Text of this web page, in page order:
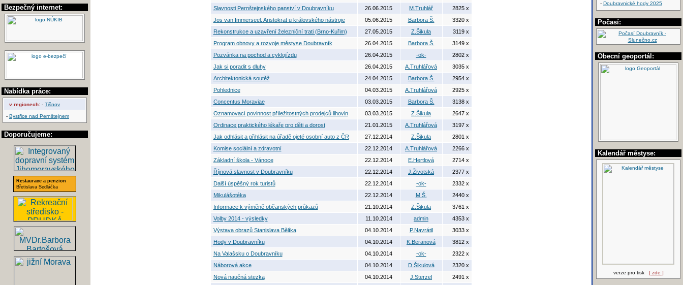
Bezpečný internet:
Nabídka práce:
v regionech: - Tišnov
- Bystřice nad Pernštejnem
Doporučujeme:
Restaurace a penzion
Břetislava Sedláčka
- Doubravnické hody 2025
Počasí:
Obecní geoportál:
Kalendář městyse:
verze pro tisk [ zde ]
Slavnosti Pernštejnského panství v Doubravníku
26.06.2015 M.Truhlář
2825 x
Jos van Immerseel. Aristokrat u královského nástroje
05.06.2015 Barbora Š.
3320 x
Rekonstrukce a uzavření železniční trati (Brno-Kuřim)
27.05.2015 Z.Šikula
3119 x
Program obnovy a rozvoje městyse Doubravník
26.04.2015 Barbora Š.
3149 x
Pozvánka na pochod a cyklojízdu
26.04.2015 -ok-
2802 x
Jak si poradit s dluhy
26.04.2015 A.Truhlářová
3035 x
Architektonická soutěž
24.04.2015 Barbora Š.
2954 x
Pohlednice
04.03.2015 A.Truhlářová
2925 x
Concentus Moraviae
03.03.2015 Barbora Š.
3138 x
Oznamovací povinnost příležitostných prodejců lihovin
03.03.2015 Z.Šikula
2647 x
Ordinace praktického lékaře pro děti a dorost
21.01.2015 A.Truhlářová
3197 x
Jak odhlásit a přihlásit na úřadě ojeté osobní auto z ČR
27.12.2014 Z.Šikula
2801 x
Komise sociální a zdravotní
22.12.2014 A.Truhlářová
2266 x
Základní škola - Vánoce
22.12.2014 E.Hertlová
2714 x
Říjnová slavnost v Doubravníku
22.12.2014 J.Životská
2377 x
Další úspěšný rok turistů
22.12.2014 -ok-
2332 x
Mikulášotéka
22.12.2014 M.Š.
2440 x
Informace k výměně občanských průkazů
21.10.2014 Z.Šikula
3761 x
Volby 2014 - výsledky
11.10.2014 admin
4353 x
Výstava obrazů Stanislava Bělíka
04.10.2014 P.Navrátil
3033 x
Hody v Doubravníku
04.10.2014 K.Beranová
3812 x
Na Valašsku o Doubravníku
04.10.2014 -ok-
2322 x
Náborová akce
04.10.2014 D.Šikulová
2320 x
Nová naučná stezka
04.10.2014 J.Sterzel
2491 x